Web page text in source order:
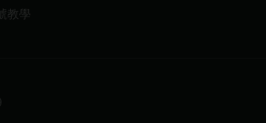
教學